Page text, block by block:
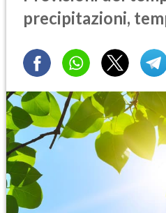
precipitazioni,